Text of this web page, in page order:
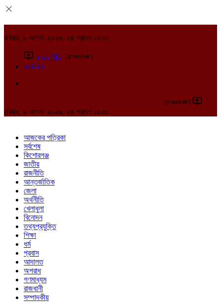
রবিবার, ৯ আগস্ট ২০২৬, ২৪ শ্রাবণ ১৪৩৩
লাইভ টিভি [gtranslate]
আর্কাইভ
[gtranslate]
রবিবার, ৯ আগস্ট ২০২৬, ২৪ শ্রাবণ ১৪৩৩
আজকের পত্রিকা
সর্বশেষ
কিশোরগঞ্জ
জাতীয়
রাজনীতি
আন্তর্জাতিক
জেলা
অর্থনীতি
খেলাধুলা
বিনোদন
তথ্যপ্রযুক্তি
শিক্ষা
ধর্ম
প্রবাস
আদালত
অপরাধ
গণমাধ্যম
রাজধানী
সম্পাদকীয়